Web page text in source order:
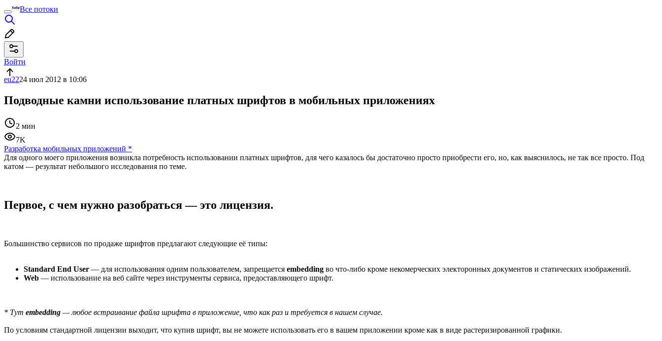
Все потоки
Войти
eu2224 июл 2012 в 10:06
Подводные камни использование платных шрифтов в мобильных приложениях
2 мин
7K
Разработка мобильных приложений *
Для одного моего приложения возникла потребность использовании платных шрифтов, для чего казалось бы достаточно просто приобрести его, но, как выяснилось, не так все просто. Под
катом — результат небольшого исследования по теме.
Первое, с чем нужно разобраться — это лицензия.
Большинство сервисов по продаже шрифтов предлагают следующие её типы:
Standard End User — для использования одним пользователем, запрещается embedding во что-либо кроме некомерческих электоронных документов и статических изображений.
Web — использование на веб сайте через инструменты сервиса, предоставляющего шрифт.
* Тут embedding — любое встраивание файла шрифта в приложение, что как раз и требуется в нашем случае.
По условиям стандартной лицензии выходит, что купив шрифт, вы не можете использовать его в вашем приложении кроме как в виде растеризированной графики.